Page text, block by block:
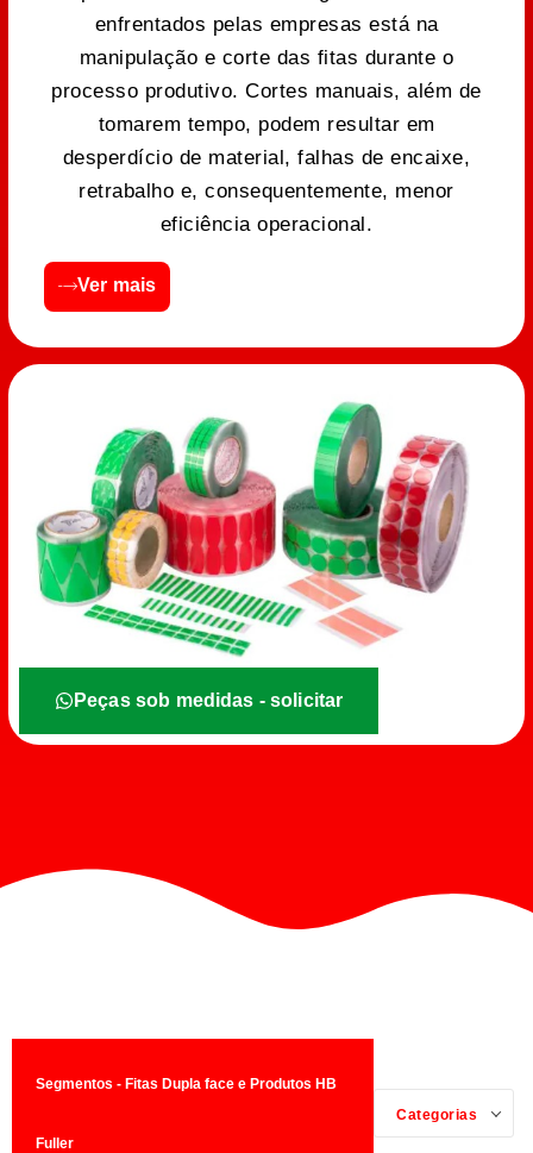
enfrentados pelas empresas está na
manipulação e corte das fitas durante o
processo produtivo. Cortes manuais, além de
tomarem tempo, podem resultar em
desperdício de material, falhas de encaixe,
retrabalho e, consequentemente, menor
eficiência operacional.
Ver mais
Peças sob medidas - solicitar
Segmentos - Fitas Dupla face e Produtos HB
Fuller
Categorias